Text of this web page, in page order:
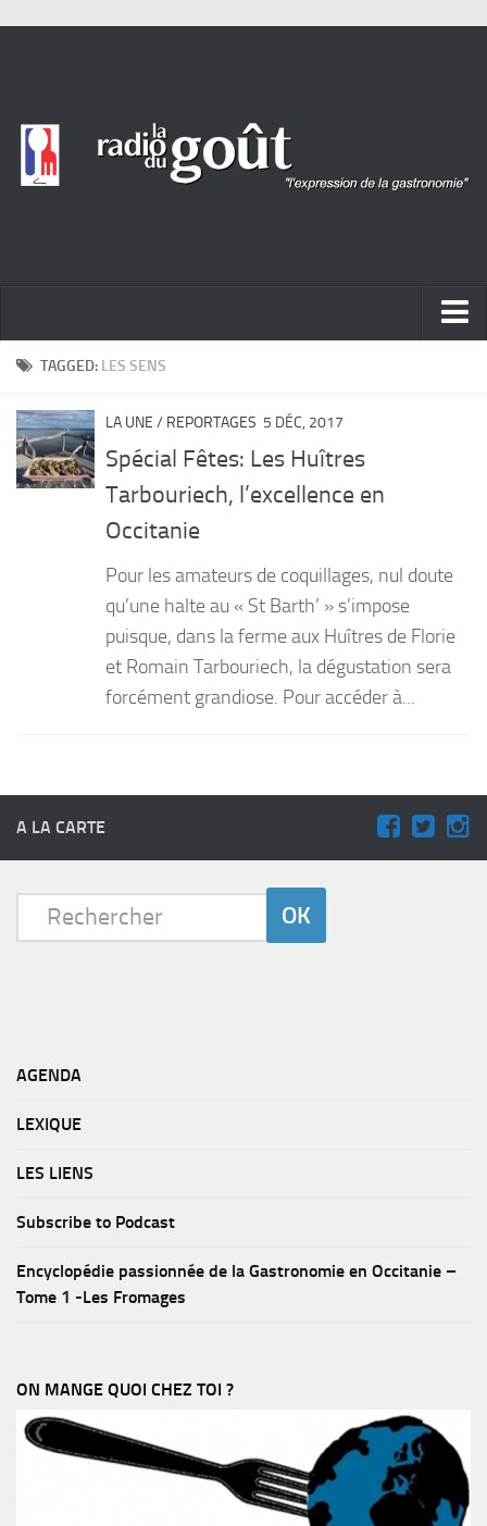
ACTUALITÉ
PORTRAITS
LIVRES
Desserts
TAGGED: LES SENS
LA UNE / REPORTAGES 5 DÉC, 2017
Spécial Fêtes: Les Huîtres
Tarbouriech, l’excellence en
Occitanie
Pour les amateurs de coquillages, nul doute
qu’une halte au « St Barth’ » s’impose
puisque, dans la ferme aux Huîtres de Florie
et Romain Tarbouriech, la dégustation sera
forcément grandiose. Pour accéder à...
A LA CARTE
AGENDA
LEXIQUE
LES LIENS
Subscribe to Podcast
Encyclopédie passionnée de la Gastronomie en Occitanie –
Tome 1 -Les Fromages
ON MANGE QUOI CHEZ TOI ?